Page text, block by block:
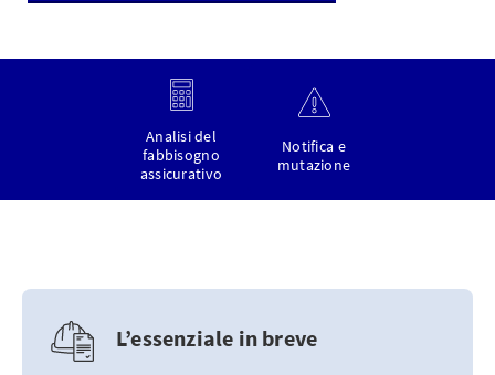
Analisi del
fabbisogno
assicurativo
Notifica e
mutazione
L’essenziale in breve